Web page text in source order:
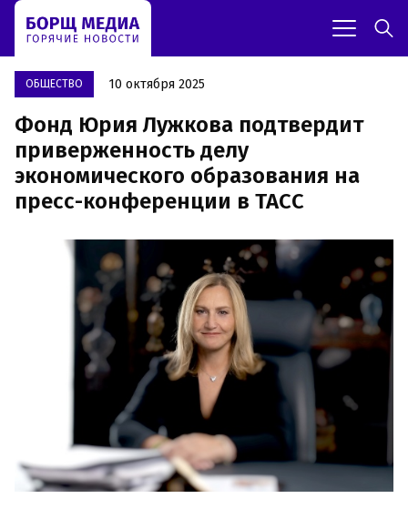
OБЩЕСТВО 10 октября 2025
Фонд Юрия Лужкова подтвердит
приверженность делу
экономического образования на
пресс-конференции в ТАСС